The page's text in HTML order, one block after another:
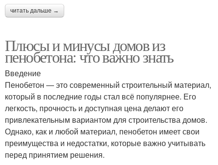
читать дальше →
Плюсы и минусы домов из
пенобетона: что важно знать
Введение
Пенобетон — это современный строительный материал,
который в последние годы стал всё популярнее. Его
легкость, прочность и доступная цена делают его
привлекательным вариантом для строительства домов.
Однако, как и любой материал, пенобетон имеет свои
преимущества и недостатки, которые важно учитывать
перед принятием решения.